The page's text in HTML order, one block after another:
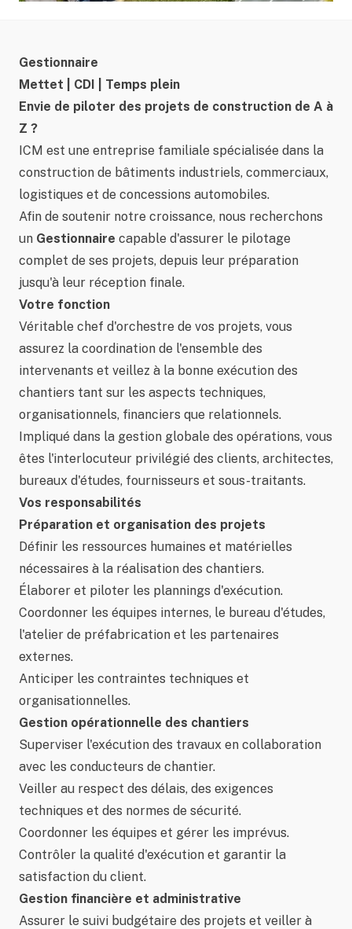
Gestionnaire
Mettet | CDI | Temps plein
Envie de piloter des projets de construction de A à
Z ?
ICM est une entreprise familiale spécialisée dans la
construction de bâtiments industriels, commerciaux,
logistiques et de concessions automobiles.
Afin de soutenir notre croissance, nous recherchons
un Gestionnaire capable d'assurer le pilotage
complet de ses projets, depuis leur préparation
jusqu'à leur réception finale.
Votre fonction
Véritable chef d'orchestre de vos projets, vous
assurez la coordination de l'ensemble des
intervenants et veillez à la bonne exécution des
chantiers tant sur les aspects techniques,
organisationnels, financiers que relationnels.
Impliqué dans la gestion globale des opérations, vous
êtes l'interlocuteur privilégié des clients, architectes,
bureaux d'études, fournisseurs et sous-traitants.
Vos responsabilités
Préparation et organisation des projets
Définir les ressources humaines et matérielles
nécessaires à la réalisation des chantiers.
Élaborer et piloter les plannings d'exécution.
Coordonner les équipes internes, le bureau d'études,
l'atelier de préfabrication et les partenaires
externes.
Anticiper les contraintes techniques et
organisationnelles.
Gestion opérationnelle des chantiers
Superviser l'exécution des travaux en collaboration
avec les conducteurs de chantier.
Veiller au respect des délais, des exigences
techniques et des normes de sécurité.
Coordonner les équipes et gérer les imprévus.
Contrôler la qualité d'exécution et garantir la
satisfaction du client.
Gestion financière et administrative
Assurer le suivi budgétaire des projets et veiller à